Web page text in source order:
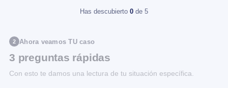
Has descubierto 0 de 5
2 Ahora veamos TU caso
3 preguntas rápidas
Con esto te damos una lectura de tu situación específica.